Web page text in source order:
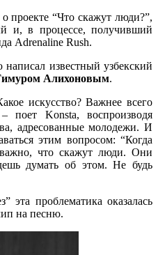
проекте “Что скажут люди?”,
и, в процессе, получивший
Adrenaline Rush.
известный узбекский
Алихоновым.
искусство? Важнее всего
поет Konsta, воспроизводя
адресованные молодежи. И
этим вопросом: “Когда
что скажут люди. Они
думать об этом. Не будь
эта проблематика оказалась
на песню.